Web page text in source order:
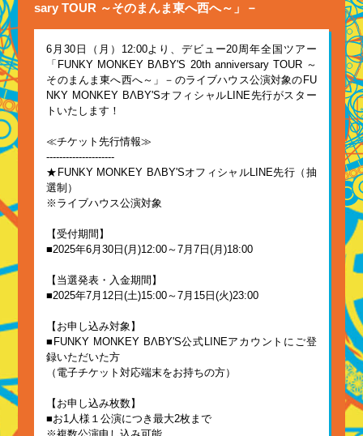
sary TOUR ～そのまんま東へ西へ～」－
6月30日（月）12:00より、デビュー20周年全国ツアー
「FUNKY MONKEY BΛBY'S 20th anniversary TOUR ～
そのまんま東へ西へ～」－のライブハウス公演対象のFU
NKY MONKEY BΛBY'SオフィシャルLINE先行がスター
トいたします！
≪チケット先行情報≫
---------------------
★FUNKY MONKEY BΛBY'SオフィシャルLINE先行（抽
選制）
※ライブハウス公演対象
【受付期間】
■2025年6月30日(月)12:00～7月7日(月)18:00
【当選発表・入金期間】
■2025年7月12日(土)15:00～7月15日(火)23:00
【お申し込み対象】
■FUNKY MONKEY BΛBY'S公式LINEアカウントにご登
録いただいた方
（電子チケット対応端末をお持ちの方）
【お申し込み枚数】
■お1人様１公演につき最大2枚まで